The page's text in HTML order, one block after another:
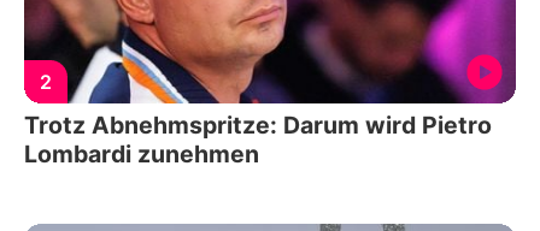
2
Trotz Abnehmspritze: Darum wird Pietro
Lombardi zunehmen